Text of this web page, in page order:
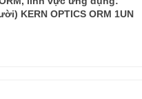
KERN OPTICS ORM 1UN